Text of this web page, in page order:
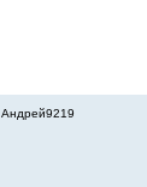
Андрей9219